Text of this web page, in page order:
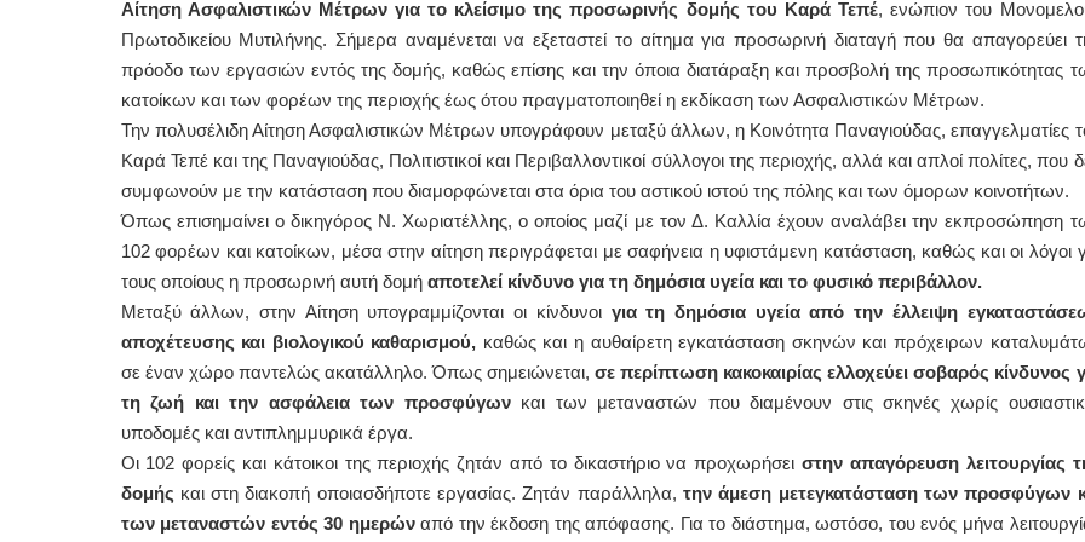
Αίτηση Ασφαλιστικών Μέτρων για το κλείσιμο της προσωρινής δομής του Καρά Τεπέ, ενώπιον του
Πρωτοδικείου Μυτιλήνης. Σήμερα αναμένεται να εξεταστεί το αίτημα για προσωρινή διαταγή που θα απαγορεύει
πρόοδο των εργασιών εντός της δομής, καθώς επίσης και την όποια διατάραξη και προσβολή της προσωπικότητας
κατοίκων και των φορέων της περιοχής έως ότου πραγματοποιηθεί η εκδίκαση των Ασφαλιστικών Μέτρων.
Την πολυσέλιδη Αίτηση Ασφαλιστικών Μέτρων υπογράφουν μεταξύ άλλων, η Κοινότητα Παναγιούδας, επαγγελματίες
Καρά Τεπέ και της Παναγιούδας, Πολιτιστικοί και Περιβαλλοντικοί σύλλογοι της περιοχής, αλλά και απλοί πολίτες, που
συμφωνούν με την κατάσταση που διαμορφώνεται στα όρια του αστικού ιστού της πόλης και των όμορων κοινοτήτων.
Όπως επισημαίνει ο δικηγόρος Ν. Χωριατέλλης, ο οποίος μαζί με τον Δ. Καλλία έχουν αναλάβει την εκπροσώπηση
102 φορέων και κατοίκων, μέσα στην αίτηση περιγράφεται με σαφήνεια η υφιστάμενη κατάσταση, καθώς και οι λόγοι
τους οποίους η προσωρινή αυτή δομή αποτελεί κίνδυνο για τη δημόσια υγεία και το φυσικό περιβάλλον.
Μεταξύ άλλων, στην Αίτηση υπογραμμίζονται οι κίνδυνοι για τη δημόσια υγεία από την έλλειψη
αποχέτευσης και βιολογικού καθαρισμού, καθώς και η αυθαίρετη εγκατάσταση σκηνών και πρόχειρων
σε έναν χώρο παντελώς ακατάλληλο. Όπως σημειώνεται,σε περίπτωση κακοκαιρίας ελλοχεύει σοβαρός κίνδυνος
τη ζωή και την ασφάλεια των προσφύγων και των μεταναστών που διαμένουν στις σκηνές χωρίς
υποδομές και αντιπλημμυρικά έργα.
Οι 102 φορείς και κάτοικοι της περιοχής ζητάν από το δικαστήριο να προχωρήσειστην απαγόρευση λειτουργίας
δομής και στη διακοπή οποιασδήποτε εργασίας. Ζητάν παράλληλα, την άμεση μετεγκατάσταση των προσφύγων
των μεταναστών εντός 30 ημερώναπό την έκδοση της απόφασης. Για το διάστημα, ωστόσο, του ενός μήνα
ΙΩΑΝΝΗΣ Α. ΜΑΛΛΙΑΣ
ΧΕΙΡΟΥΡΓΟΣ
ΟΦΘΑΛΜΙΑΤΡΟΣ
Διδάκτωρ Ιατρικής Σχολής
Πανεπιστημίου Αθηνών
Καλλιπόλεως 3,Νέα Σμύρνη,
Καβέτσου 10, Μυτιλήνη, τηλ:
2251038065
Χειρουργός Ωτορινολαρυγγολόγος
Έλενα Μπούμπα
Στρατιωτικός Ιατρός
Διδ.Παν.Αθηνών
Διπλωματούχος Ευρ.Ακαδημίας
Πάρνηθας 95-97 Αχαρναί
2102467085 & 6938502258
email- elenboumpa@gmail.com